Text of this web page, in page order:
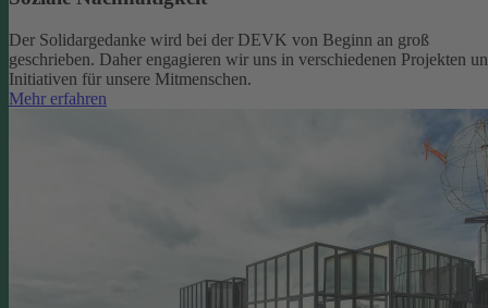
Der Solidargedanke wird bei der DEVK von Beginn an groß
geschrieben. Daher engagieren wir uns in verschiedenen Projekten
Initiativen für unsere Mitmenschen.
Mehr erfahren